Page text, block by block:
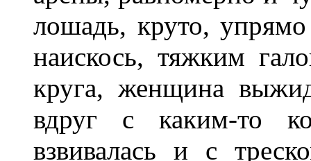
лошадь, круто,
наискось, тяжким
круга, женщина
вдруг с каким-то
взвивалась и с